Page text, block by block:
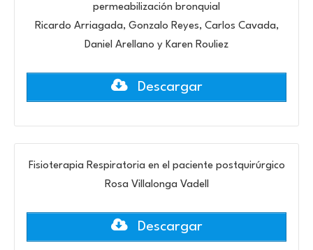
permeabilización bronquial
Ricardo Arriagada, Gonzalo Reyes, Carlos Cavada,
Daniel Arellano y Karen Rouliez
Descargar
Fisioterapia Respiratoria en el paciente postquirúrgico
Rosa Villalonga Vadell
Descargar